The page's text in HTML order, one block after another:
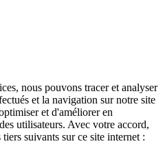
nous pouvons tracer et analyser
et la navigation sur notre site
et d'améliorer en
utilisateurs. Avec votre accord,
suivants sur ce site internet :